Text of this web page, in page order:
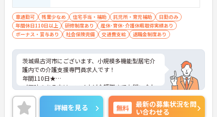
車通勤可 残業少なめ 住宅手当・補助 託児所・育児補助
日勤のみ
年間休日110日以上
研修制度あり
産休･育休･介護休暇取得実績あり
ボーナス・賞与あり
社会保険完備 交通費支給 退職金制度あり
茨城県古河市にございます、小規模多機能型居宅介
護内での介護支援専門員求人です！
年間110日★
ご興味のある方は、マイナビ介護職までお問い合わ
せください。
詳細を見る 無料
最新の募集状況を問
い合わせる